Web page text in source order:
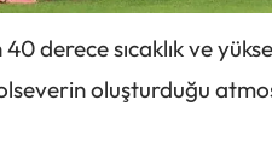
derece sıcaklık ve
oluşturduğu